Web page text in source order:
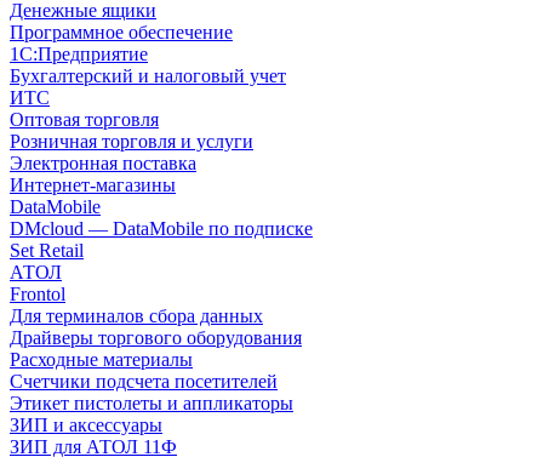
Денежные ящики
Программное обеспечение
1С:Предприятие
Бухгалтерский и налоговый учет
ИТС
Оптовая торговля
Розничная торговля и услуги
Электронная поставка
Интернет-магазины
DataMobile
DMcloud — DataMobile по подписке
Set Retail
АТОЛ
Frontol
Для терминалов сбора данных
Драйверы торгового оборудования
Расходные материалы
Счетчики подсчета посетителей
Этикет пистолеты и аппликаторы
ЗИП и аксессуары
ЗИП для АТОЛ 11Ф